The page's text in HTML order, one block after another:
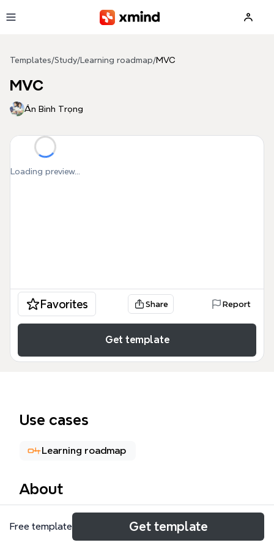
Templates/Study/ Learning roadmap/MVC
MVC
Án Bình Trọng
Loading preview...
Favorites Share Report
Get template
Use cases
Learning roadmap
About
Mô hình MVC (Model-View-Controller) là một kiến
trúc phần mềm phổ biến, được sử dụng rộng rãi
Free template Get template